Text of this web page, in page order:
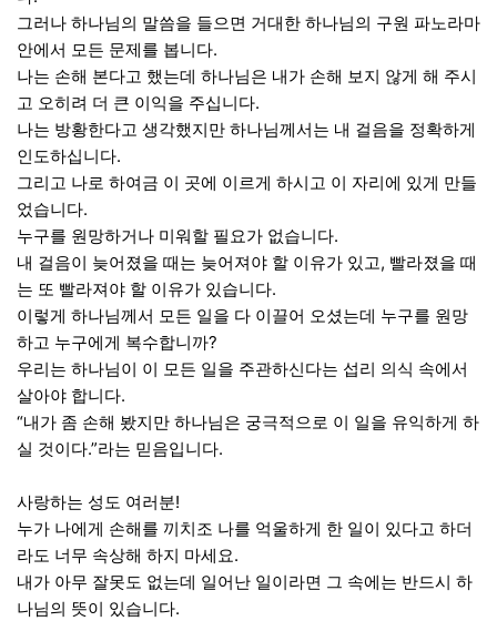
그러나 하나님의 말씀을 들으면 거대한 하나님의 구원 파노라마
안에서 모든 문제를 봅니다.
나는 손해 본다고 했는데 하나님은 내가 손해 보지 않게 해 주시
고 오히려 더 큰 이익을 주십니다.
나는 방황한다고 생각했지만 하나님께서는 내 걸음을 정확하게
인도하십니다.
그리고 나로 하여금 이 곳에 이르게 하시고 이 자리에 있게 만들
었습니다.
누구를 원망하거나 미워할 필요가 없습니다.
내 걸음이 늦어졌을 때는 늦어져야 할 이유가 있고, 빨라졌을 때
는 또 빨라져야 할 이유가 있습니다.
이렇게 하나님께서 모든 일을 다 이끌어 오셨는데 누구를 원망
하고 누구에게 복수합니까?
우리는 하나님이 이 모든 일을 주관하신다는 섭리 의식 속에서
살아야 합니다.
“내가 좀 손해 봤지만 하나님은 궁극적으로 이 일을 유익하게 하
실 것이다.”라는 믿음입니다.
사랑하는 성도 여러분!
누가 나에게 손해를 끼치조 나를 억울하게 한 일이 있다고 하더
라도 너무 속상해 하지 마세요.
내가 아무 잘못도 없는데 일어난 일이라면 그 속에는 반드시 하
나님의 뜻이 있습니다.